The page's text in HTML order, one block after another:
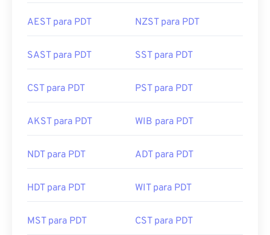
AEST para PDT NZST para PDT
SAST para PDT SST para PDT
CST para PDT PST para PDT
AKST para PDT WIB para PDT
NDT para PDT ADT para PDT
HDT para PDT WIT para PDT
MST para PDT CST para PDT